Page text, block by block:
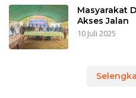
Masyarakat
Akses Jalan
10 Juli 2025